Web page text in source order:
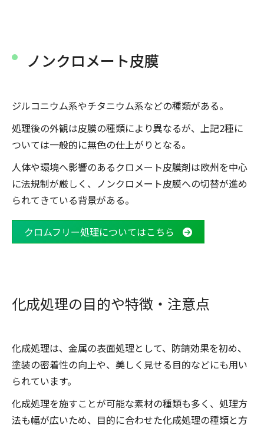
ノンクロメート皮膜
ジルコニウム系やチタニウム系などの種類がある。
処理後の外観は皮膜の種類により異なるが、上記2種に
ついては一般的に無色の仕上がりとなる。
人体や環境へ影響のあるクロメート皮膜剤は欧州を中心
に法規制が厳しく、ノンクロメート皮膜への切替が進め
られてきている背景がある。
クロムフリー処理についてはこちら
化成処理の目的や特徴・注意点
化成処理は、金属の表面処理として、防錆効果を初め、
塗装の密着性の向上や、美しく見せる目的などにも用い
られています。
化成処理を施すことが可能な素材の種類も多く、処理方
法も幅が広いため、目的に合わせた化成処理の種類と方